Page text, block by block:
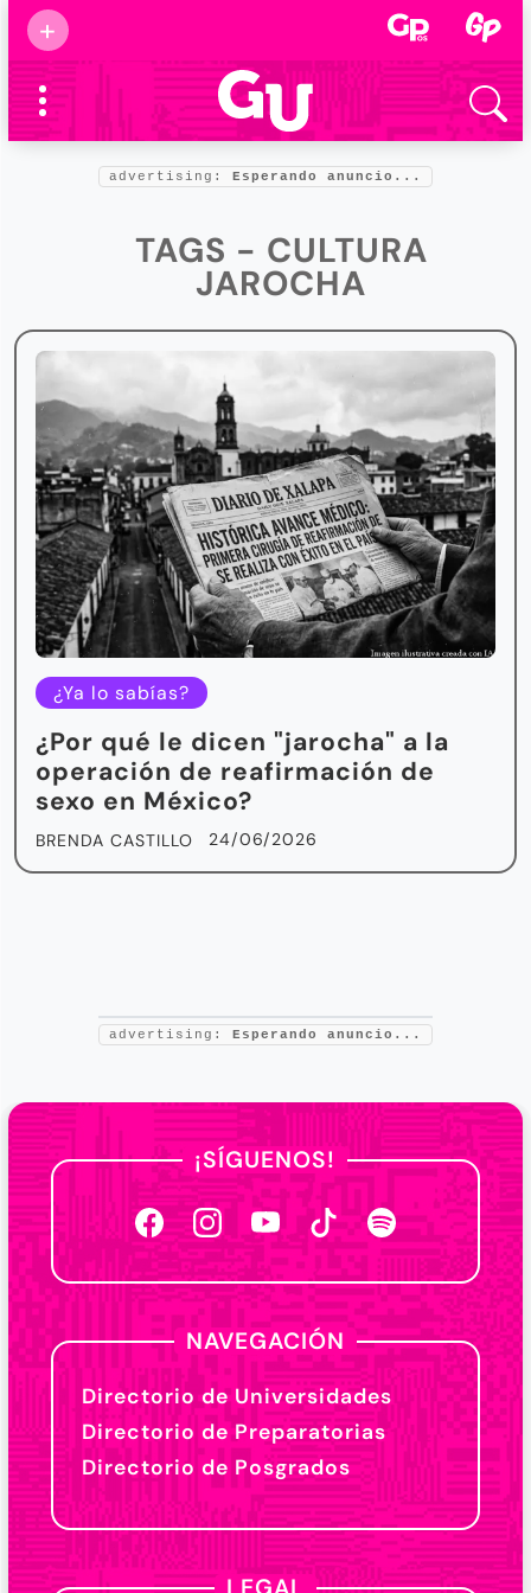
+
Supermamás
2025
Marcas de
confianza
Foro salud
advertising: Esperando anuncio...
TAGS - CULTURA
JAROCHA
¿Ya lo sabías?
¿Por qué le dicen "jarocha" a la
operación de reafirmación de
sexo en México?
BRENDA CASTILLO 24/06/2026
advertising: Esperando anuncio...
¡SÍGUENOS!
NAVEGACIÓN
Directorio de Universidades
Directorio de Preparatorias
Directorio de Posgrados